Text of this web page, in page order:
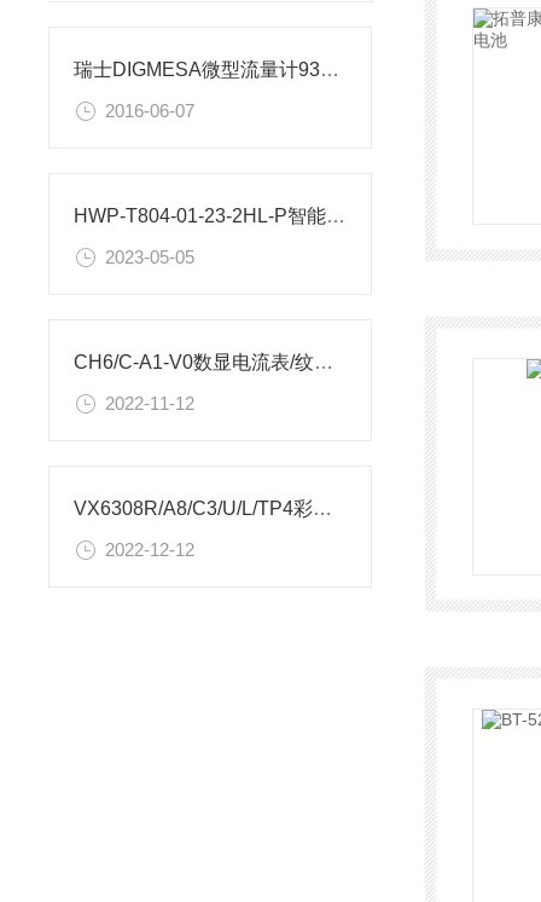
瑞士DIGMESA微型流量计938-1556/01微小流量计
2016-06-07
HWP-T804-01-23-2HL-P智能单光柱测控仪厂家安装尺寸
2023-05-05
CH6/C-A1-V0数显电流表/纹徕仪表CONTRONIX尺寸
2022-11-12
VX6308R/A8/C3/U/L/TP4彩屏无纸记录仪新技术参数
2022-12-12